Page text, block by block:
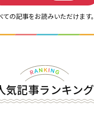
ての記事をお読みいただけます。
気記事ランキング